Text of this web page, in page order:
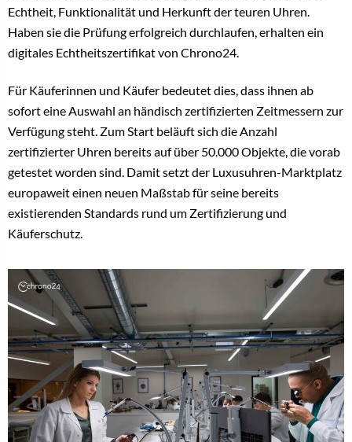
Echtheit, Funktionalität und Herkunft der teuren Uhren.
Haben sie die Prüfung erfolgreich durchlaufen, erhalten ein
digitales Echtheitszertifikat von Chrono24.
Für Käuferinnen und Käufer bedeutet dies, dass ihnen ab
sofort eine Auswahl an händisch zertifizierten Zeitmessern zur
Verfügung steht. Zum Start beläuft sich die Anzahl
zertifizierter Uhren bereits auf über 50.000 Objekte, die vorab
getestet worden sind. Damit setzt der Luxusuhren-Marktplatz
europaweit einen neuen Maßstab für seine bereits
existierenden Standards rund um Zertifizierung und
Käuferschutz.